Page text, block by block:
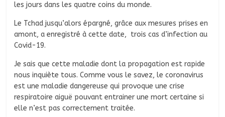
les jours dans les quatre coins du monde.
Le Tchad jusqu’alors épargné, grâce aux mesures prises en
amont, a enregistré à cette date, trois cas d’infection au
Covid-19.
Je sais que cette maladie dont la propagation est rapide
nous inquiète tous. Comme vous le savez, le coronavirus
est une maladie dangereuse qui provoque une crise
respiratoire aiguë pouvant entrainer une mort certaine si
elle n’est pas correctement traitée.